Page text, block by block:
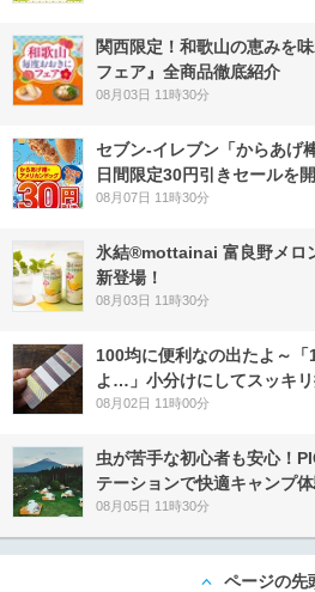
関西限定！和歌山の恵みを
フェア』全商品徹底紹介
08月03日 11時30分
セブン‐イレブン「からあげ
日間限定30円引きセールを
08月07日 11時30分
氷結®mottainai 富良野メロ
新登場！
08月03日 11時30分
100均に便利なの出たよ～
よ…」小分けにしてスッキ
08月02日 11時00分
虫が苦手な初心者も安心！
テーションで快適キャンプ
08月05日 11時30分
ページの先